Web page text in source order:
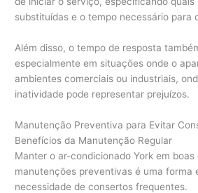
substituídas e o tempo necessário para
Além disso, o tempo de resposta
especialmente em situações onde o
ambientes comerciais ou industriais,
inatividade pode representar prejuízos.
Manutenção Preventiva para Evitar
Benefícios da Manutenção Regular
Manter o ar-condicionado York em
manutenções preventivas é uma forma
necessidade de consertos frequentes.